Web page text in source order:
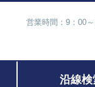
営業時間：9：00
沿線検